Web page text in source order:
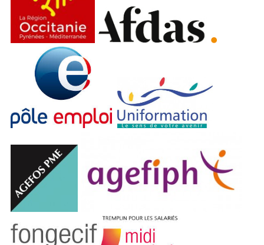
Création sonore et musicale / Ableton
Live
Prise de son / mixage avec la
Behringer X32
Mastering Audio
Cours particuliers
Financements
Infos pratiques
Formulaire de renseignements
Photos